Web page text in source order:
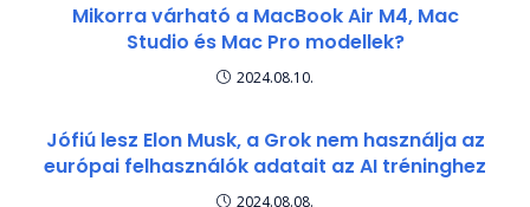
Mikorra várható a MacBook Air M4, Mac
Studio és Mac Pro modellek?
2024.08.10.
Jófiú lesz Elon Musk, a Grok nem használja az
európai felhasználók adatait az AI tréninghez
2024.08.08.